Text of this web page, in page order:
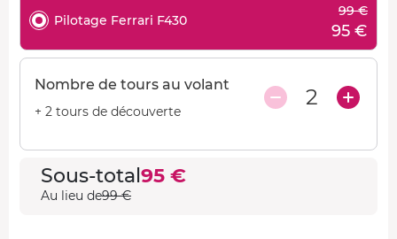
Pilotage Ferrari F430
99 €
95 €
Nombre de tours au volant
+ 2 tours de découverte
2
Sous-total95 €
Au lieu de99 €